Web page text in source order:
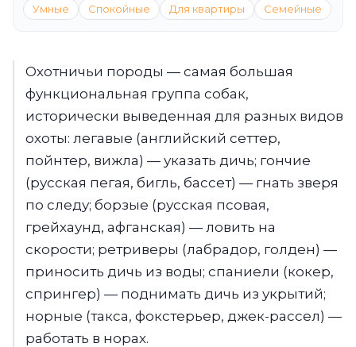
Умные Спокойные Для квартиры Семейные
Охотничьи породы — самая большая
функциональная группа собак,
исторически выведенная для разных видов
охоты: легавые (английский сеттер,
пойнтер, вижла) — указать дичь; гончие
(русская пегая, бигль, бассет) — гнать зверя
по следу; борзые (русская псовая,
грейхаунд, афганская) — ловить на
скорости; ретриверы (лабрадор, голден) —
приносить дичь из воды; спаниели (кокер,
спрингер) — поднимать дичь из укрытий;
норные (такса, фокстерьер, джек-рассел) —
работать в норах.